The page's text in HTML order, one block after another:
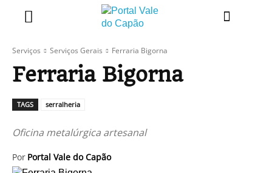
Serviços Serviços Gerais Ferraria Bigorna
Ferraria Bigorna
TAGS serralheria
Oficina metalúrgica artesanal
Por Portal Vale do Capão